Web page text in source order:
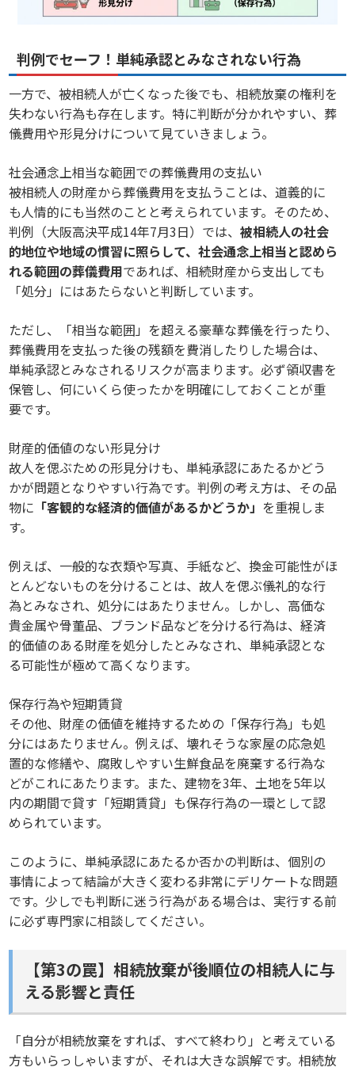
判例でセーフ！単純承認とみなされない行為
一方で、被相続人が亡くなった後でも、相続放棄の権利を
失わない行為も存在します。特に判断が分かれやすい、葬
儀費用や形見分けについて見ていきましょう。
社会通念上相当な範囲での葬儀費用の支払い
被相続人の財産から葬儀費用を支払うことは、道義的に
も人情的にも当然のことと考えられています。そのため、
判例（大阪高決平成14年7月3日）では、被相続人の社会
的地位や地域の慣習に照らして、社会通念上相当と認めら
れる範囲の葬儀費用であれば、相続財産から支出しても
「処分」にはあたらないと判断しています。
ただし、「相当な範囲」を超える豪華な葬儀を行ったり、
葬儀費用を支払った後の残額を費消したりした場合は、
単純承認とみなされるリスクが高まります。必ず領収書を
保管し、何にいくら使ったかを明確にしておくことが重
要です。
財産的価値のない形見分け
故人を偲ぶための形見分けも、単純承認にあたるかどう
かが問題となりやすい行為です。判例の考え方は、その品
物に 「客観的な経済的価値があるかどうか」 を重視しま
す。
例えば、一般的な衣類や写真、手紙など、換金可能性がほ
とんどないものを分けることは、故人を偲ぶ儀礼的な行
為とみなされ、処分にはあたりません。しかし、高価な
貴金属や骨董品、ブランド品などを分ける行為は、経済
的価値のある財産を処分したとみなされ、単純承認とな
る可能性が極めて高くなります。
保存行為や短期賃貸
その他、財産の価値を維持するための「保存行為」も処
分にはあたりません。例えば、壊れそうな家屋の応急処
置的な修繕や、腐敗しやすい生鮮食品を廃棄する行為な
どがこれにあたります。また、建物を3年、土地を5年以
内の期間で貸す「短期賃貸」も保存行為の一環として認
められています。
このように、単純承認にあたるか否かの判断は、個別の
事情によって結論が大きく変わる非常にデリケートな問題
です。少しでも判断に迷う行為がある場合は、実行する前
に必ず専門家に相談してください。
【第3の罠】相続放棄が後順位の相続人に与
える影響と責任
「自分が相続放棄をすれば、すべて終わり」と考えている
方もいらっしゃいますが、それは大きな誤解です。相続放